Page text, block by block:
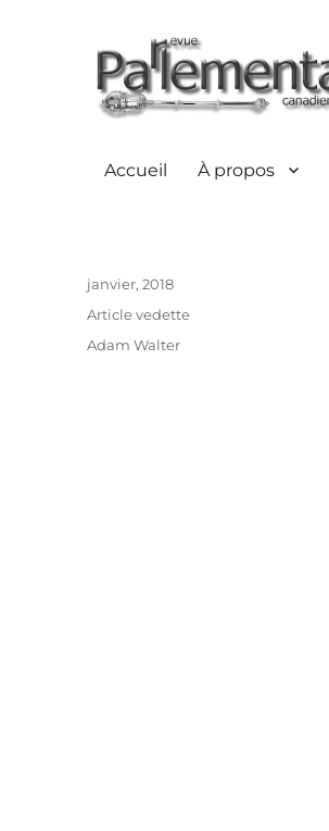
Accueil À propos
Auteur
Publié
janvier, 2018
Catégories
Article vedette
Étiquettes
Adam Walter